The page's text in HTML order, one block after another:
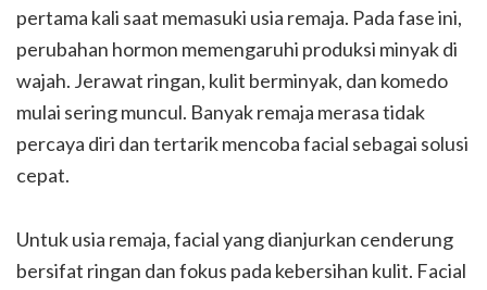
pertama kali saat memasuki usia remaja. Pada fase ini,
perubahan hormon memengaruhi produksi minyak di
wajah. Jerawat ringan, kulit berminyak, dan komedo
mulai sering muncul. Banyak remaja merasa tidak
percaya diri dan tertarik mencoba facial sebagai solusi
cepat.
Untuk usia remaja, facial yang dianjurkan cenderung
bersifat ringan dan fokus pada kebersihan kulit. Facial